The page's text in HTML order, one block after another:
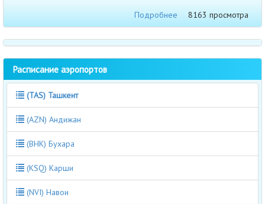
Подробнее
8163 просмотра
Расписание аэропортов
(TAS) Ташкент
(AZN) Андижан
(BHK) Бухара
(KSQ) Карши
(NVI) Навои